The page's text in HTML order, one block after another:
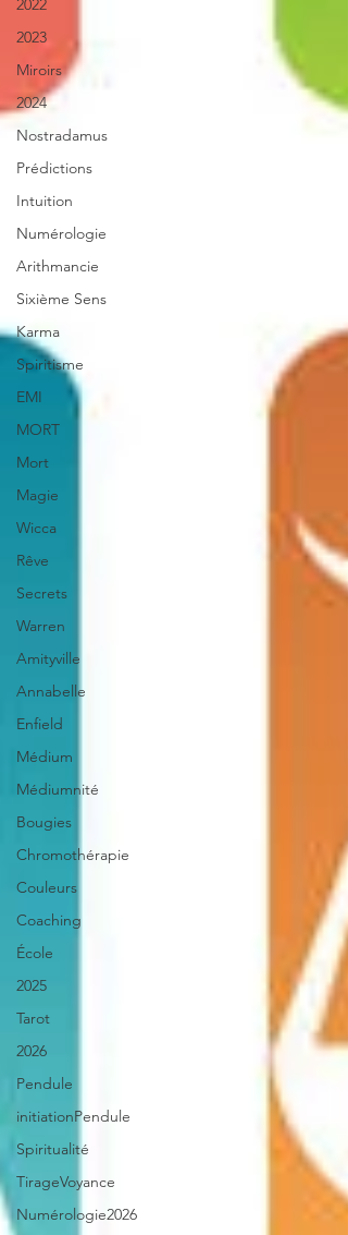
2022
2023
Miroirs
2024
Nostradamus
Prédictions
Intuition
Numérologie
Arithmancie
Sixième Sens
Karma
Spiritisme
EMI
MORT
Mort
Magie
Wicca
Rêve
Secrets
Warren
Amityville
Annabelle
Enfield
Médium
Médiumnité
Bougies
Chromothérapie
Couleurs
Coaching
École
2025
Tarot
2026
Pendule
initiationPendule
Spiritualité
TirageVoyance
Numérologie2026